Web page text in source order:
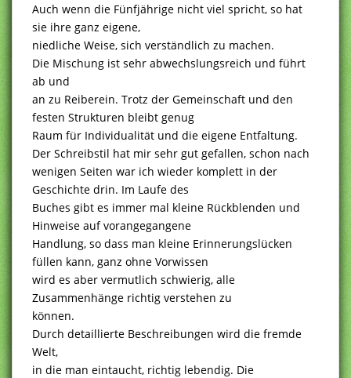
Auch wenn die Fünfjährige nicht viel spricht, so hat
sie ihre ganz eigene,
niedliche Weise, sich verständlich zu machen.
Die Mischung ist sehr abwechslungsreich und führt
ab und
an zu Reiberein. Trotz der Gemeinschaft und den
festen Strukturen bleibt genug
Raum für Individualität und die eigene Entfaltung.
Der Schreibstil hat mir sehr gut gefallen, schon nach
wenigen Seiten war ich wieder komplett in der
Geschichte drin. Im Laufe des
Buches gibt es immer mal kleine Rückblenden und
Hinweise auf vorangegangene
Handlung, so dass man kleine Erinnerungslücken
füllen kann, ganz ohne Vorwissen
wird es aber vermutlich schwierig, alle
Zusammenhänge richtig verstehen zu
können.
Durch detaillierte Beschreibungen wird die fremde
Welt,
in die man eintaucht, richtig lebendig. Die